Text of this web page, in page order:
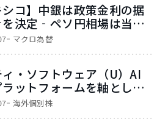
シコ】中銀は政策金利の据
を決定‐ペソ円相場は当
い展開を想定‐
マクロ為替
・ソフトウェア（U）AI
ットフォームを軸とした
待
海外個別株